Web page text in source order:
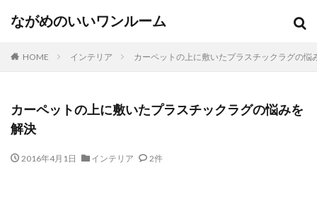
ながめのいいワンルーム
HOME インテリア カーペットの上に敷いたプラスチックラグの悩
カーペットの上に敷いたプラスチックラグの悩みを
解決
2016年4月1日 インテリア 2件